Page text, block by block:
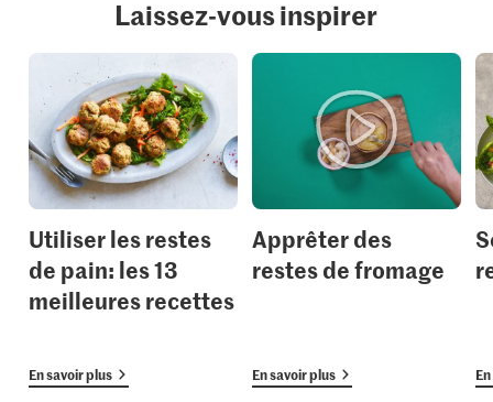
Laissez-vous inspirer
Utiliser les restes
de pain: les 13
meilleures recettes
En savoir plus
Apprêter des
restes de fromage
En savoir plus